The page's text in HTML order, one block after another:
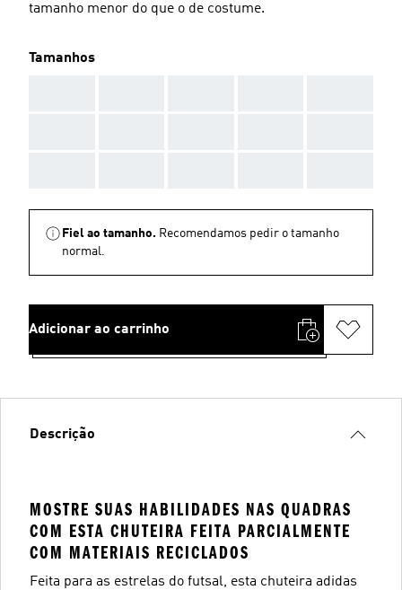
tamanho menor do que o de costume.
Tamanhos
Fiel ao tamanho. Recomendamos pedir o tamanho
normal.
Adicionar ao carrinho
Descrição
MOSTRE SUAS HABILIDADES NAS QUADRAS
COM ESTA CHUTEIRA FEITA PARCIALMENTE
COM MATERIAIS RECICLADOS
Feita para as estrelas do futsal, esta chuteira adidas